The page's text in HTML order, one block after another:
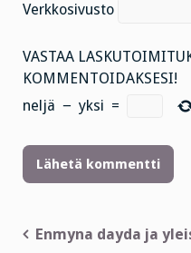
Verkkosivusto
VASTAA
KOMMENTOIDAKSESI!
neljä − yksi =
Artikkelien
Enmyna dayda ja